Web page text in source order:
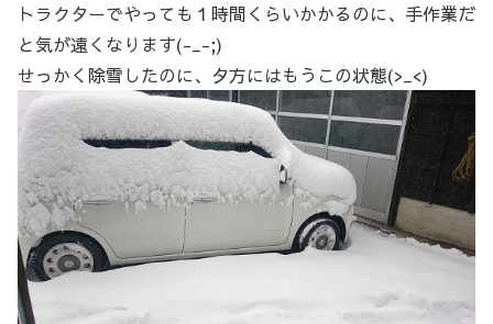
トラクターでやっても１時間くらいかかるのに、手作業だ
と気が遠くなります(-_-;)
せっかく除雪したのに、夕方にはもうこの状態(>_<)